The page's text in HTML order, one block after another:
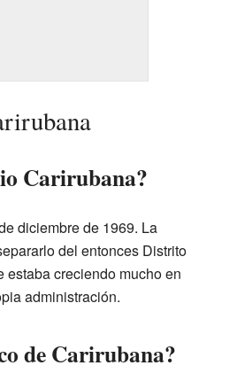
Carirubana?
diciembre de 1969. La
del entonces Distrito
estaba creciendo mucho en
administración.
de Carirubana?